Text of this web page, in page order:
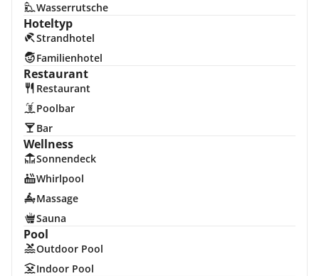
Wasserrutsche
Hoteltyp
Strandhotel
Familienhotel
Restaurant
Restaurant
Poolbar
Bar
Wellness
Sonnendeck
Whirlpool
Massage
Sauna
Pool
Outdoor Pool
Indoor Pool